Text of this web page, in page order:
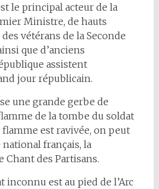
le principal acteur de la
Ministre, de hauts
vétérans de la Seconde
que d’anciens
assistent
jour républicain.
une grande gerbe de
de la tombe du soldat
est ravivée, on peut
français, la
Chant des Partisans.
inconnu est au pied de l’Arc